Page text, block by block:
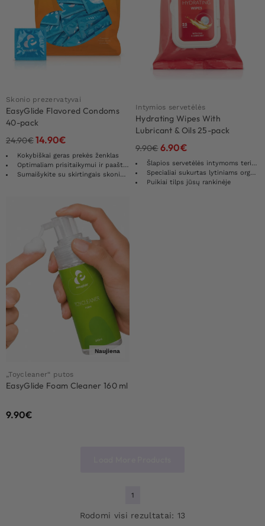
Skonio prezervatyvai
EasyGlide Flavored Condoms
40-pack
24.90€14.90€
Kokybiškai geras prekės ženklas
Optimaliam prisitaikymui ir paaštrintam jausmui
Sumaišykite su skirtingais skonio prezervatyvais
Intymios servetėlės
Hydrating Wipes With
Lubricant & Oils 25-pack
9.90€6.90€
Šlapios servetėlės ​​intymoms teritorijoms
Specialiai sukurtas lytiniams organams
Puikiai tilps jūsų rankinėje
Naujiena
„Toycleaner“ putos
EasyGlide Foam Cleaner 160 ml
9.90€
1
Rodomi visi rezultatai: 13